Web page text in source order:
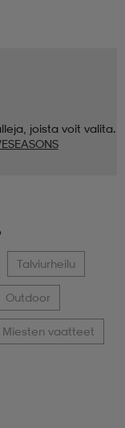
joista voit valita.
Talviurheilu
Outdoor
Miesten vaatteet